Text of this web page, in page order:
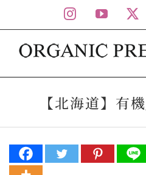
to
content
Instagram
【北海道】有